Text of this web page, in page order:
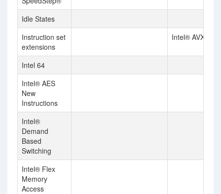
Idle States
Instruction set
extensions
Intel® AVX2
Intel 64
Intel® AES
New
Instructions
Intel®
Demand
Based
Switching
Intel® Flex
Memory
Access